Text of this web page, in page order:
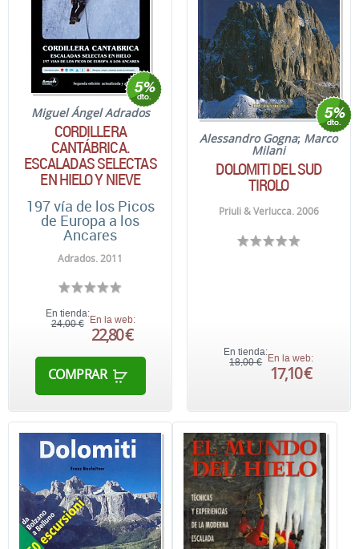
Miguel Ángel Adrados
CORDILLERA
CANTÁBRICA.
ESCALADAS SELECTAS
EN HIELO Y NIEVE
197 vía de los Picos
de Europa a los
Ancares
Adrados. 2011
En tienda:
24,00 € En la web:
22,80 €
COMPRAR
Alessandro Gogna; Marco
Milani
DOLOMITI DEL SUD
TIROLO
Priuli & Verlucca. 2006
En tienda:
18,00 € En la web:
17,10 €